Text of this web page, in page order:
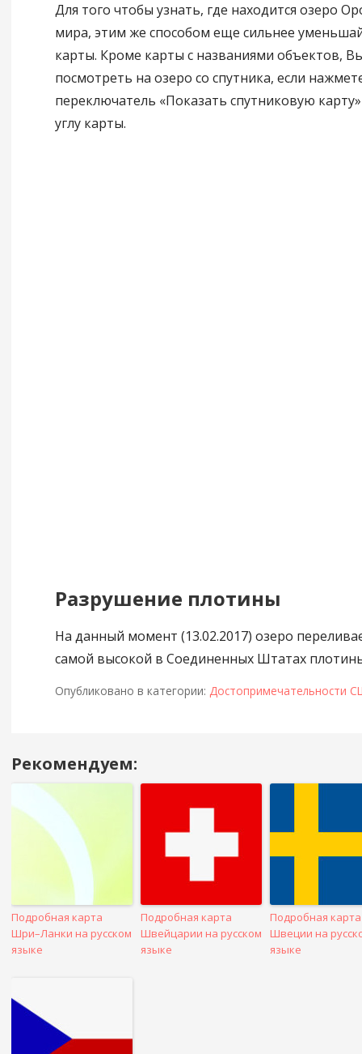
Для того чтобы узнать, где находится озеро
мира, этим же способом еще сильнее
карты. Кроме карты с названиями объектов,
посмотреть на озеро со спутника, если
переключатель «Показать спутниковую
углу карты.
Разрушение плотины
На данный момент (13.02.2017) озеро
самой высокой в Соединенных Штатах
Опубликовано в категории: Достопримечательности
Навигация
посте
Рекомендуем:
Подробная карта
Шри–Ланки на русском
языке
Подробная карта
Швейцарии на русском
языке
Подробная карта
Швеции на
языке